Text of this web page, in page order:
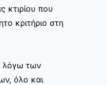
κτιρίου που
κριτήριο στη
λόγω των
όλο και